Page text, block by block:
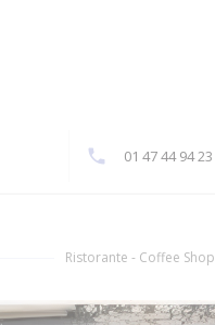
01 47 44 94 23
Ristorante - Coffee Shop